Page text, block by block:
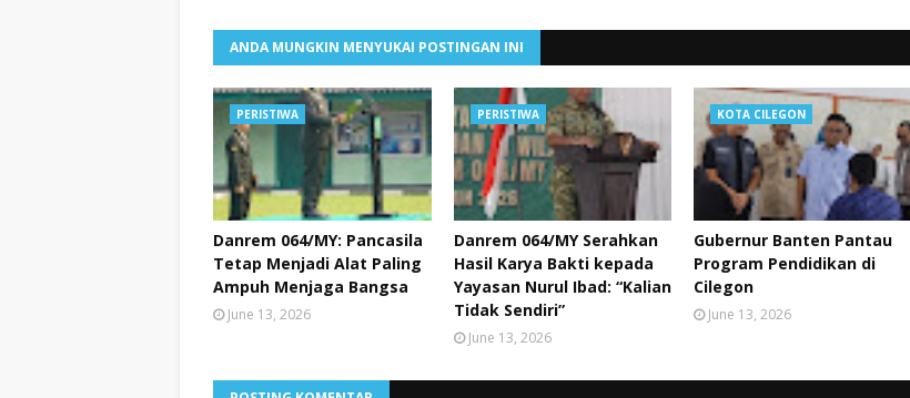
ANDA MUNGKIN MENYUKAI POSTINGAN INI
PERISTIWA
Danrem 064/MY: Pancasila
Tetap Menjadi Alat Paling
Ampuh Menjaga Bangsa
June 13, 2026
PERISTIWA
Danrem 064/MY Serahkan
Hasil Karya Bakti kepada
Yayasan Nurul Ibad: “Kalian
Tidak Sendiri”
June 13, 2026
KOTA CILEGON
Gubernur Banten Pantau
Program Pendidikan di
Cilegon
June 13, 2026